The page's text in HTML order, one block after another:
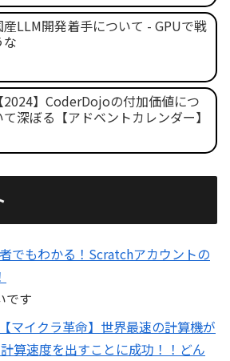
産LLM開発着手について - GPUで戦
な
【2024】CoderDojoの付加価値につ
て深ぼる【アドベントカレンダー】
でもわかる！Scratchアカウントの
です
【マイクラ革命】世界最速の計算機が
算速度を出すことに成功！！どん